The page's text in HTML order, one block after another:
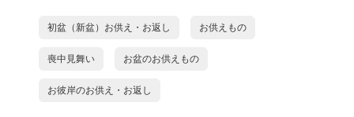
初盆（新盆）お供え・お返し お供えもの
喪中見舞い お盆のお供えもの
お彼岸のお供え・お返し